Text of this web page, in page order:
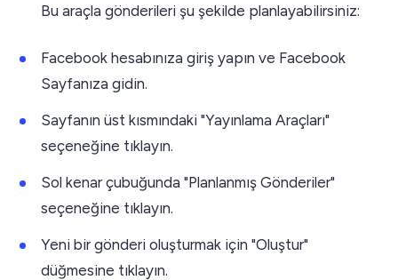
Bu araçla gönderileri şu şekilde planlayabilirsiniz:
Facebook hesabınıza giriş yapın ve Facebook
Sayfanıza gidin.
Sayfanın üst kısmındaki "Yayınlama Araçları"
seçeneğine tıklayın.
Sol kenar çubuğunda "Planlanmış Gönderiler"
seçeneğine tıklayın.
Yeni bir gönderi oluşturmak için "Oluştur"
düğmesine tıklayın.